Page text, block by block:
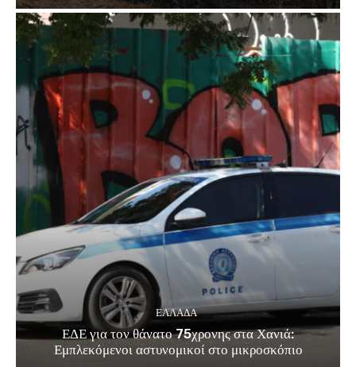
ΕΛΛΑΔΑ
ΕΔΕ για τον θάνατο 75χρονης στα Χανιά:
Εμπλεκόμενοι αστυνομικοί στο μικροσκόπιο